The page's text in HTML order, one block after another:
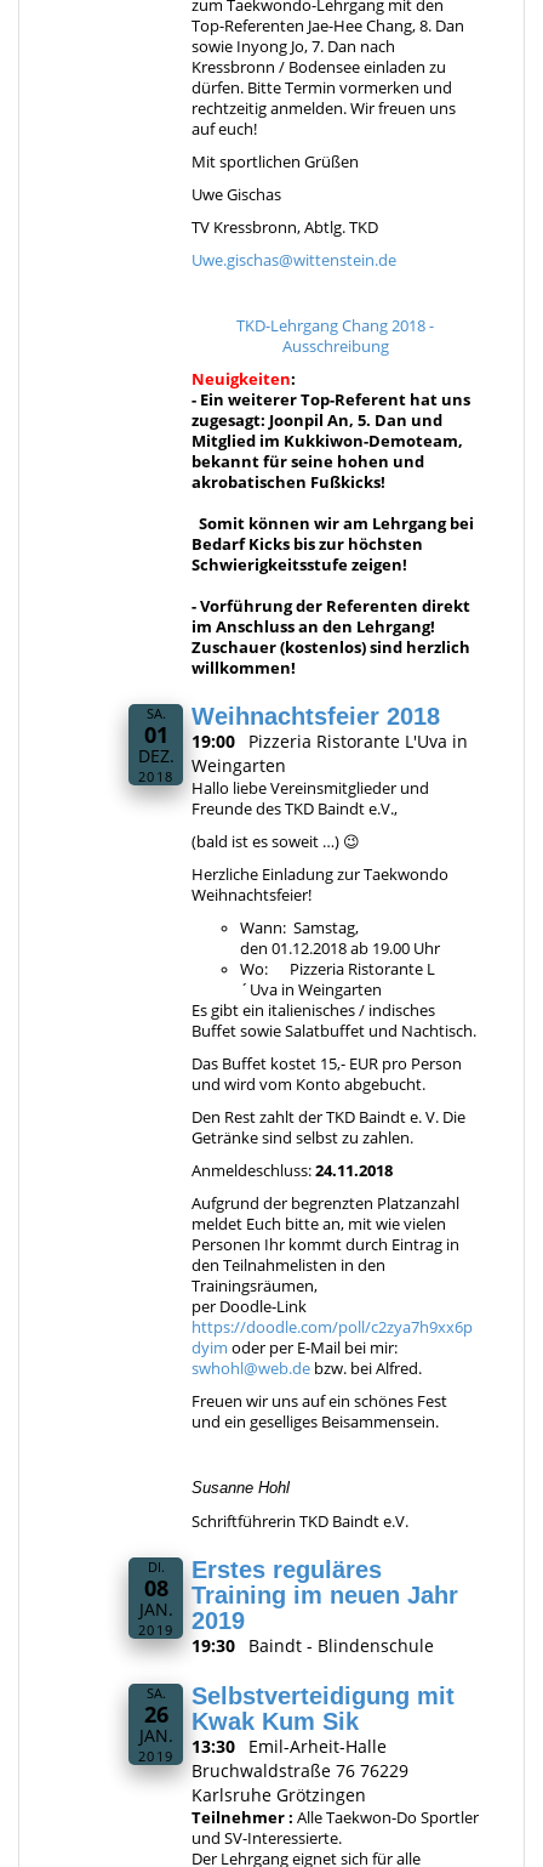
zum Taekwondo-Lehrgang mit den
Top-Referenten Jae-Hee Chang, 8. Dan
sowie Inyong Jo, 7. Dan nach
Kressbronn / Bodensee einladen zu
dürfen. Bitte Termin vormerken und
rechtzeitig anmelden. Wir freuen uns
auf euch!
Mit sportlichen Grüßen
Uwe Gischas
TV Kressbronn, Abtlg. TKD
Uwe.gischas@wittenstein.de
TKD-Lehrgang Chang 2018 -
Ausschreibung
Neuigkeiten:
- Ein weiterer Top-Referent hat uns
zugesagt: Joonpil An, 5. Dan und
Mitglied im Kukkiwon-Demoteam,
bekannt für seine hohen und
akrobatischen Fußkicks!
Somit können wir am Lehrgang bei
Bedarf Kicks bis zur höchsten
Schwierigkeitsstufe zeigen!
- Vorführung der Referenten direkt
im Anschluss an den Lehrgang!
Zuschauer (kostenlos) sind herzlich
willkommen!
SA.
01
DEZ.
2018
Weihnachtsfeier 2018
19:00
Pizzeria Ristorante L'Uva in
Weingarten
Hallo liebe Vereinsmitglieder und
Freunde des TKD Baindt e.V.,
(bald ist es soweit …) 😉
Herzliche Einladung zur Taekwondo
Weihnachtsfeier!
Wann: Samstag,
den 01.12.2018 ab 19.00 Uhr
Wo: Pizzeria Ristorante L
´Uva in Weingarten
Es gibt ein italienisches / indisches
Buffet sowie Salatbuffet und Nachtisch.
Das Buffet kostet 15,- EUR pro Person
und wird vom Konto abgebucht.
Den Rest zahlt der TKD Baindt e. V. Die
Getränke sind selbst zu zahlen.
Anmeldeschluss:24.11.2018
Aufgrund der begrenzten Platzanzahl
meldet Euch bitte an, mit wie vielen
Personen Ihr kommt durch Eintrag in
den Teilnahmelisten in den
Trainingsräumen,
per Doodle-Link
https://doodle.com/poll/c2zya7h9xx6p
dyim oder per E-Mail bei mir:
swhohl@web.de bzw. bei Alfred.
Freuen wir uns auf ein schönes Fest
und ein geselliges Beisammensein.
Susanne Hohl
Schriftführerin TKD Baindt e.V.
DI.
08
JAN.
2019
Erstes reguläres
Training im neuen Jahr
2019
19:30 Baindt - Blindenschule
SA.
26
JAN.
2019
Selbstverteidigung mit
Kwak Kum Sik
13:30
Emil-Arheit-Halle
Bruchwaldstraße 76 76229
Karlsruhe Grötzingen
Teilnehmer : Alle Taekwon-Do Sportler
und SV-Interessierte.
Der Lehrgang eignet sich für alle